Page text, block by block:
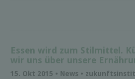
Essen wird zum Stilmittel.
wir uns über unsere
15. Okt 2015 • News •